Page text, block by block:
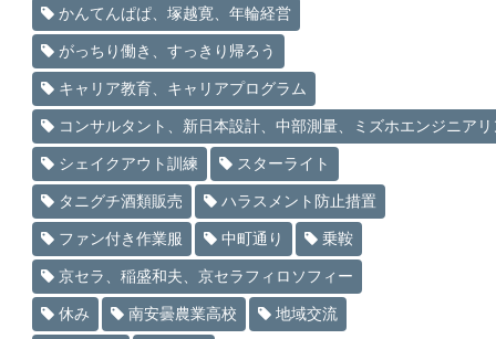
かんてんぱぱ、塚越寛、年輪経営
がっちり働き、すっきり帰ろう
キャリア教育、キャリアプログラム
コンサルタント、新日本設計、中部測量、ミズホエンジニアリ
シェイクアウト訓練 スターライト
タニグチ酒類販売 ハラスメント防止措置
ファン付き作業服 中町通り 乗鞍
京セラ、稲盛和夫、京セラフィロソフィー
休み 南安曇農業高校 地域交流